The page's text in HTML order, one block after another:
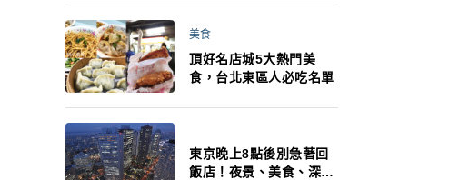
美食
頂好名店城5大熱門美
食，台北東區人必吃名單
東京晚上8點後別急著回
飯店！夜景、美食、深夜